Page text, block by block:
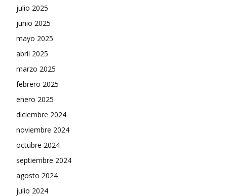
julio 2025
junio 2025
mayo 2025
abril 2025
marzo 2025
febrero 2025
enero 2025
diciembre 2024
noviembre 2024
octubre 2024
septiembre 2024
agosto 2024
julio 2024